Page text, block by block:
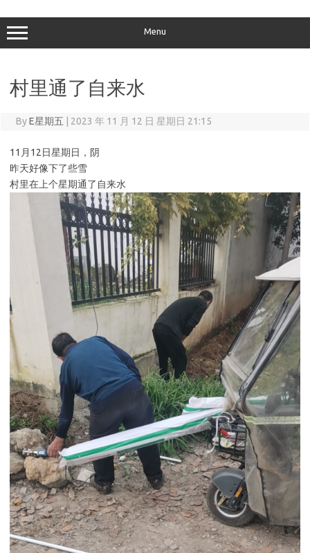
Menu
村里通了自来水
ByE星期五 2023 年 11 月 12 日 星期日 21:15
11月12日星期日，阴
昨天好像下了些雪
村里在上个星期通了自来水